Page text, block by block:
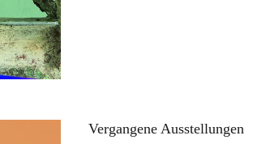
Vergangene Ausstellungen